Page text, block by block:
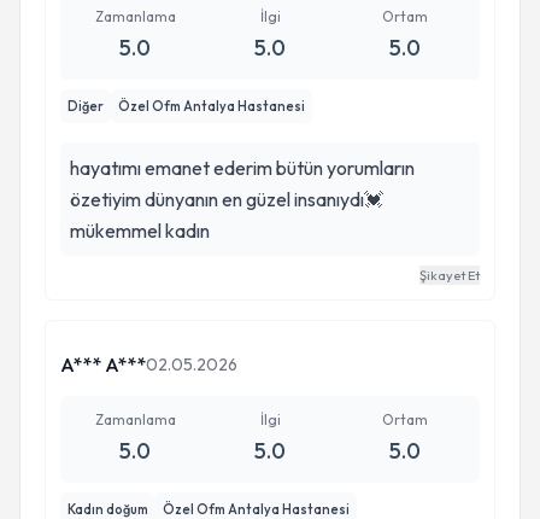
Zamanlama
5.0
İlgi
5.0
Ortam
5.0
Diğer Özel Ofm Antalya Hastanesi
hayatımı emanet ederim bütün yorumların
özetiyim dünyanın en güzel insanıydı💓
mükemmel kadın
Şikayet Et
A*** A***02.05.2026
Zamanlama
5.0
İlgi
5.0
Ortam
5.0
Kadın doğum Özel Ofm Antalya Hastanesi